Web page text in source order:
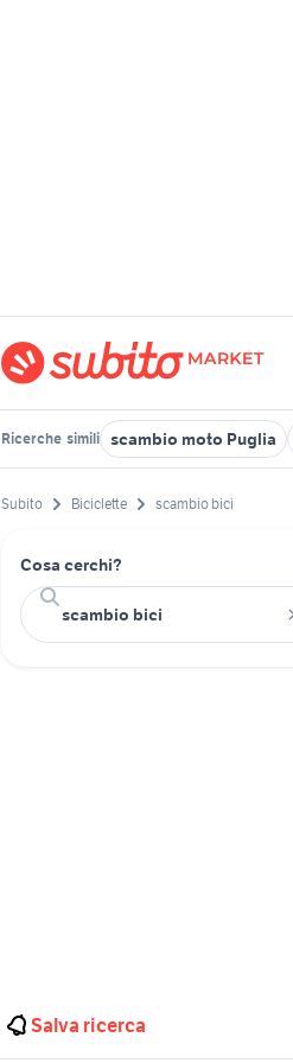
Ricerche simili scambio moto Puglia
Subito Biciclette scambio bici
Cosa cerchi?
Salva ricerca